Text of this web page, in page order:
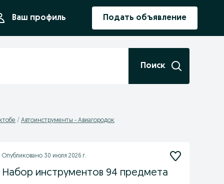
Ваш профиль Подать объявление
Поиск
Автоинструменты - Авиагородок
Опубликовано 30 июля 2026 г.
Набор инструментов 94 предмета